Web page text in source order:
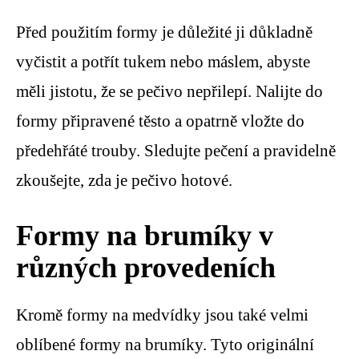
Před použitím formy je důležité ji důkladně
vyčistit a potřít tukem nebo máslem, abyste
měli jistotu, že se pečivo nepřilepí. Nalijte do
formy připravené těsto a opatrně vložte do
předehřáté trouby. Sledujte pečení a pravidelně
zkoušejte, zda je pečivo hotové.
Formy na brumíky v
různých provedeních
Kromě formy na medvídky jsou také velmi
oblíbené formy na brumíky. Tyto originální